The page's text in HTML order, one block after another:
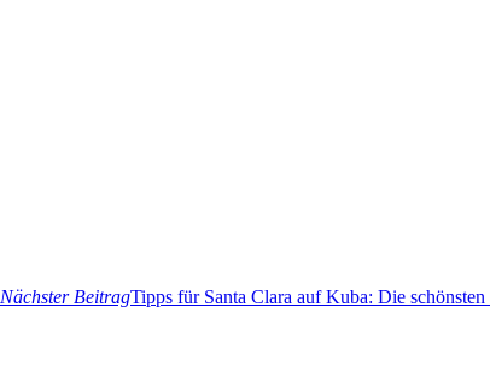
Nächster BeitragTipps für Santa Clara auf Kuba: Die